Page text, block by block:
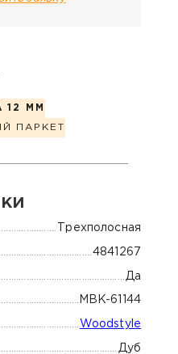
12 ММ
ПАРКЕТ
товаре
Трехполосная
4841267
Да
MBK-61144
Woodstyle
Дуб